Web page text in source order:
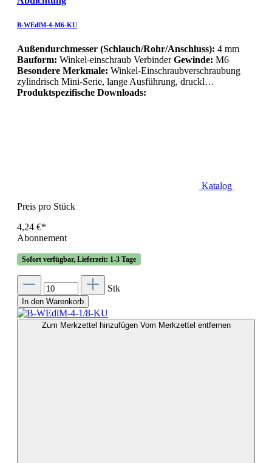
B-WEdlM-4-M6-KU
Außendurchmesser (Schlauch/Rohr/Anschluss): 4 mm
Bauform: Winkel-einschraub VerbinderGewinde: M6
Besondere Merkmale: Winkel-Einschraubverschraubung
zylindrisch Mini-Serie, lange Ausführung, druckl…
Produktspezifische Downloads:
Katalog
Preis pro Stück
4,24 €*
Abonnement
Sofort verfügbar, Lieferzeit: 1-3 Tage
Stk
In den Warenkorb
Zum Merkzettel hinzufügen Vom Merkzettel entfernen